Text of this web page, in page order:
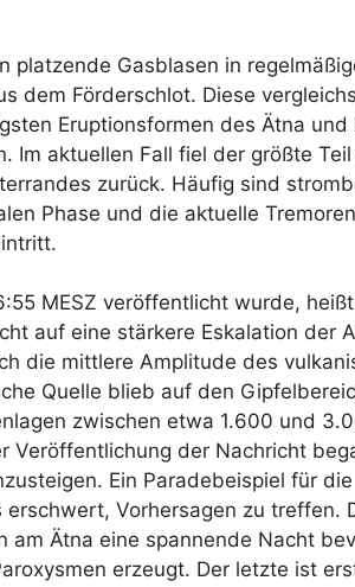
platzende Gasblasen in
dem Förderschlot. Diese
Eruptionsformen des Ätna und
Im aktuellen Fall fiel der größte
zurück. Häufig sind
Phase und die aktuelle
MESZ veröffentlicht wurde,
auf eine stärkere Eskalation der
die mittlere Amplitude des
Quelle blieb auf den
zwischen etwa 1.600 und
Veröffentlichung der Nachricht
Ein Paradebeispiel für die
Vorhersagen zu treffen.
am Ätna eine spannende Nacht
erzeugt. Der letzte ist